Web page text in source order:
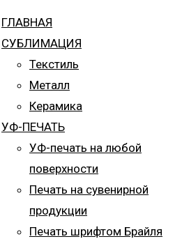
ГЛАВНАЯ
СУБЛИМАЦИЯ
Текстиль
Металл
Керамика
УФ-ПЕЧАТЬ
УФ-печать на любой
поверхности
Печать на сувенирной
продукции
Печать шрифтом Брайля